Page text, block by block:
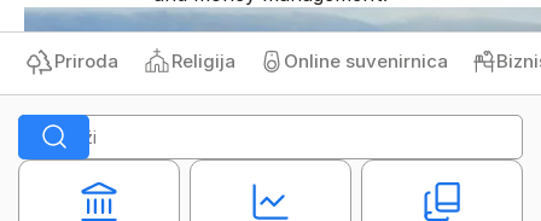
Priroda Religija Online suvenirnica Biznis